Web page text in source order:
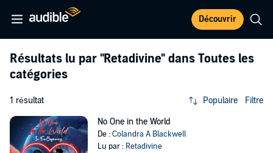
Découvrir
Résultats lu par "Retadivine" dans Toutes les
catégories
1 résultat Populaire Filtre
No One in the World
De :Colandra A Blackwell
Lu par : Retadivine